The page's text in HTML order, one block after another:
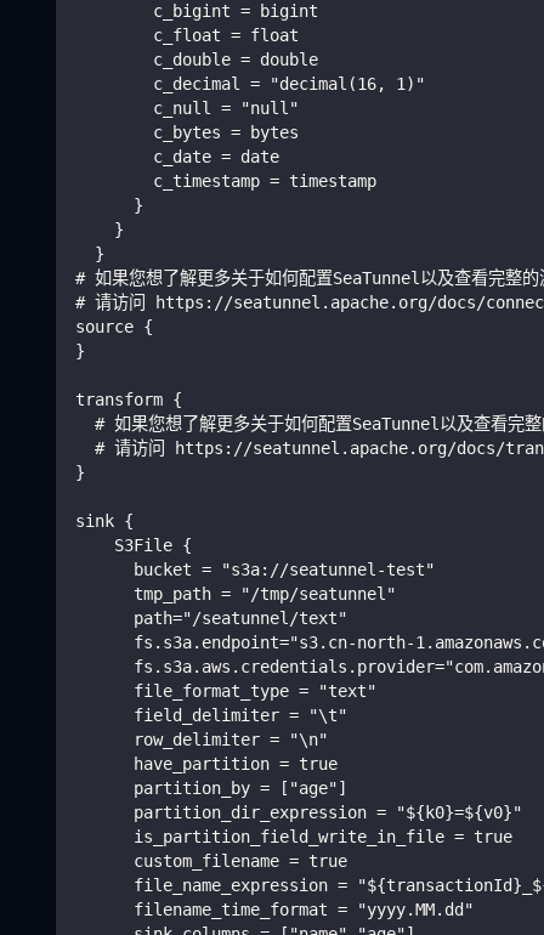
        c_bigint = bigint
        c_float = float
        c_double = double
        c_decimal = "decimal(16, 1)"
        c_null = "null"
        c_bytes = bytes
        c_date = date
        c_timestamp = timestamp
      }
    }
  }
# 如果您想了解更多关于如何配置SeaTunnel以及查看完整的
# 请访问 https://seatunnel.apache.org/docs/
source {
}
transform {
# 如果您想了解更多关于如何配置SeaTunnel以及查看完
# 请访问 https://seatunnel.apache.org/docs/
}
sink {
    S3File {
      bucket = "s3a://seatunnel-test"
      tmp_path = "/tmp/seatunnel"
      path="/seatunnel/text"
fs.s3a.endpoint="s3.cn-north-
      file_format_type = "text"
      field_delimiter = "\t"
      row_delimiter = "\n"
      have_partition = true
      partition_by = ["age"]
      partition_dir_expression = "${k0}=${v0}"
      is_partition_field_write_in_file = true
      custom_filename = true
file_name_expression =
      filename_time_format = "yyyy.MM.dd"